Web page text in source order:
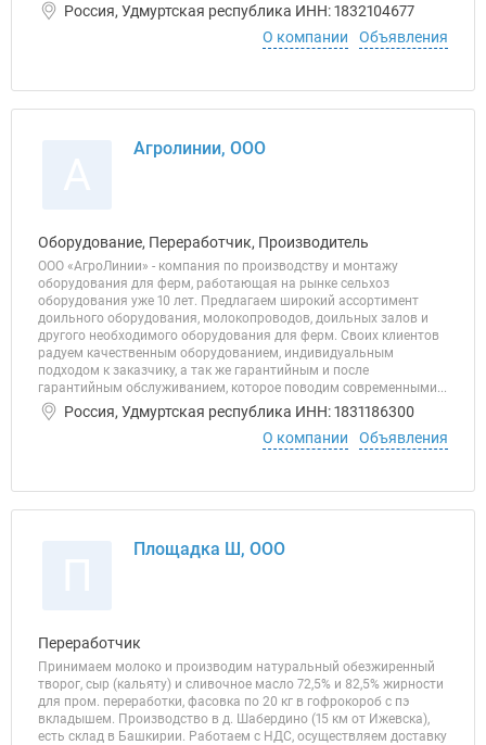
Россия, Удмуртская республика ИНН: 1832104677
О компании
Объявления
Агролинии, ООО
Оборудование, Переработчик, Производитель
ООО «АгроЛинии» - компания по производству и монтажу
оборудования для ферм, работающая на рынке сельхоз
оборудования уже 10 лет. Предлагаем широкий ассортимент
доильного оборудования, молокопроводов, доильных залов и
другого необходимого оборудования для ферм. Своих клиентов
радуем качественным оборудованием, индивидуальным
подходом к заказчику, а так же гарантийным и после
гарантийным обслуживанием, которое поводим современными...
Россия, Удмуртская республика ИНН: 1831186300
О компании
Объявления
Площадка Ш, ООО
Переработчик
Принимаем молоко и производим натуральный обезжиренный
творог, сыр (кальяту) и сливочное масло 72,5% и 82,5% жирности
для пром. переработки, фасовка по 20 кг в гофрокороб с пэ
вкладышем. Производство в д. Шабердино (15 км от Ижевска),
есть склад в Башкирии. Работаем с НДС, осуществляем доставку